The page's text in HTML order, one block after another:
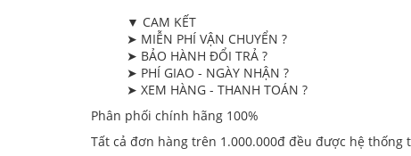
▼ CAM KẾT
➤ MIỄN PHÍ VẬN CHUYỂN ?
➤ BẢO HÀNH ĐỔI TRẢ ?
➤ PHÍ GIAO - NGÀY NHẬN ?
➤ XEM HÀNG - THANH TOÁN ?
Phân phối chính hãng 100%
Tất cả đơn hàng trên 1.000.000đ đều được hệ